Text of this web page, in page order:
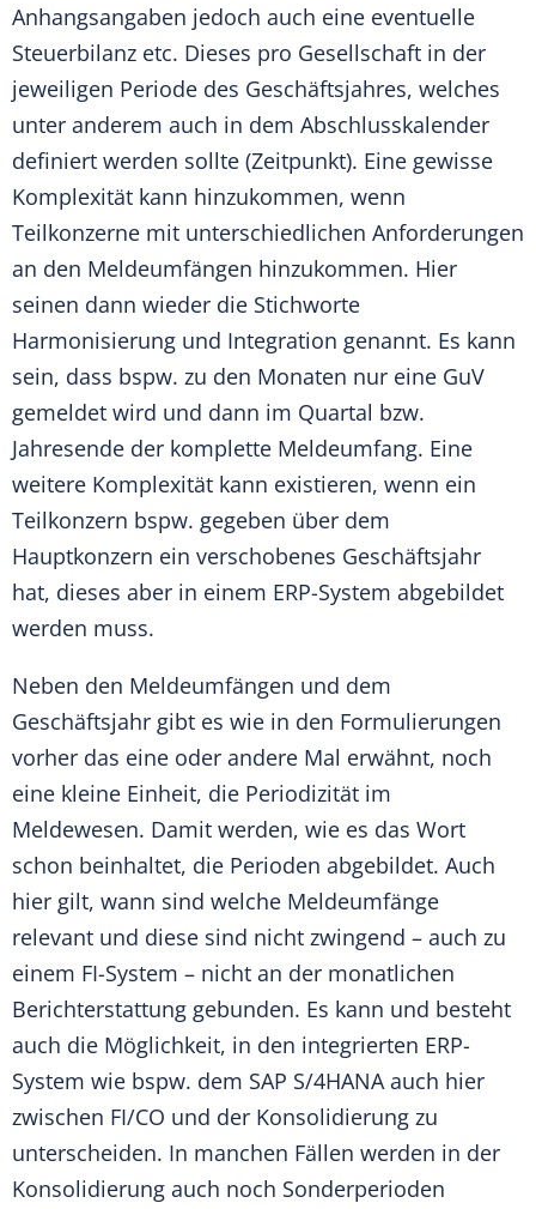
Anhangsangaben jedoch auch eine eventuelle
Steuerbilanz etc. Dieses pro Gesellschaft in der
jeweiligen Periode des Geschäftsjahres, welches
unter anderem auch in dem Abschlusskalender
definiert werden sollte (Zeitpunkt). Eine gewisse
Komplexität kann hinzukommen, wenn
Teilkonzerne mit unterschiedlichen Anforderungen
an den Meldeumfängen hinzukommen. Hier
seinen dann wieder die Stichworte
Harmonisierung und Integration genannt. Es kann
sein, dass bspw. zu den Monaten nur eine GuV
gemeldet wird und dann im Quartal bzw.
Jahresende der komplette Meldeumfang. Eine
weitere Komplexität kann existieren, wenn ein
Teilkonzern bspw. gegeben über dem
Hauptkonzern ein verschobenes Geschäftsjahr
hat, dieses aber in einem ERP-System abgebildet
werden muss.
Neben den Meldeumfängen und dem
Geschäftsjahr gibt es wie in den Formulierungen
vorher das eine oder andere Mal erwähnt, noch
eine kleine Einheit, die Periodizität im
Meldewesen. Damit werden, wie es das Wort
schon beinhaltet, die Perioden abgebildet. Auch
hier gilt, wann sind welche Meldeumfänge
relevant und diese sind nicht zwingend – auch zu
einem FI-System – nicht an der monatlichen
Berichterstattung gebunden. Es kann und besteht
auch die Möglichkeit, in den integrierten ERP-
System wie bspw. dem SAP S/4HANA auch hier
zwischen FI/CO und der Konsolidierung zu
unterscheiden. In manchen Fällen werden in der
Konsolidierung auch noch Sonderperioden